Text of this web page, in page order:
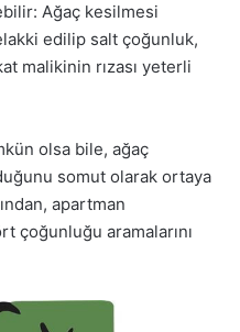
Ağaç kesilmesi
edilip salt çoğunluk,
malikinin rızası yeterli
olsa bile, ağaç
somut olarak ortaya
apartman
çoğunluğu aramalarını